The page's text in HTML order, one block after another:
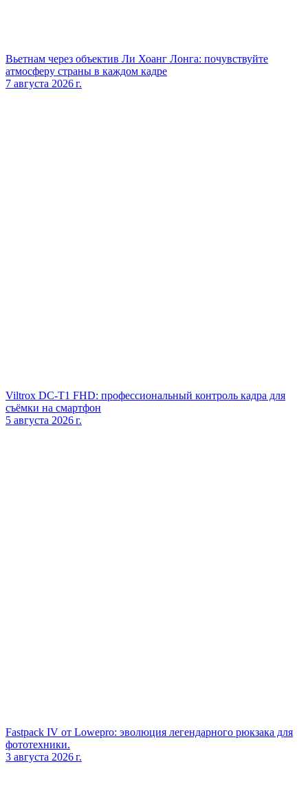
Вьетнам через объектив Ли Хоанг Лонга: почувствуйте
атмосферу страны в каждом кадре
7 августа 2026 г.
Viltrox DC‑T1 FHD: профессиональный контроль кадра для
съёмки на смартфон
5 августа 2026 г.
Fastpack IV от Lowepro: эволюция легендарного рюкзака для
фототехники.
3 августа 2026 г.